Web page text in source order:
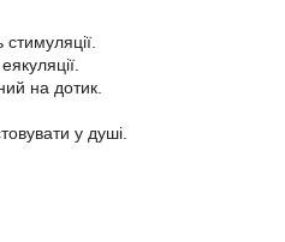
на дотик.
у душі.